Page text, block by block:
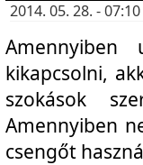
2014. 05. 28. -
kikapcsolni,
szokások
Amennyiben
csengőt